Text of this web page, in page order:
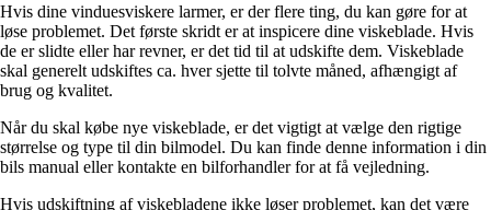
Hvis dine vinduesviskere larmer, er der flere ting, du kan gøre for at
løse problemet. Det første skridt er at inspicere dine viskeblade. Hvis
de er slidte eller har revner, er det tid til at udskifte dem. Viskeblade
skal generelt udskiftes ca. hver sjette til tolvte måned, afhængigt af
brug og kvalitet.
Når du skal købe nye viskeblade, er det vigtigt at vælge den rigtige
størrelse og type til din bilmodel. Du kan finde denne information i din
bils manual eller kontakte en bilforhandler for at få vejledning.
Hvis udskiftning af viskebladene ikke løser problemet, kan det være